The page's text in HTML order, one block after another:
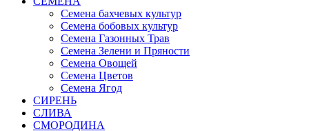
Семена бахчевых культур
Семена бобовых культур
Семена Газонных Трав
Семена Зелени и Пряности
Семена Овощей
Семена Цветов
Семена Ягод
СИРЕНЬ
СЛИВА
СМОРОДИНА